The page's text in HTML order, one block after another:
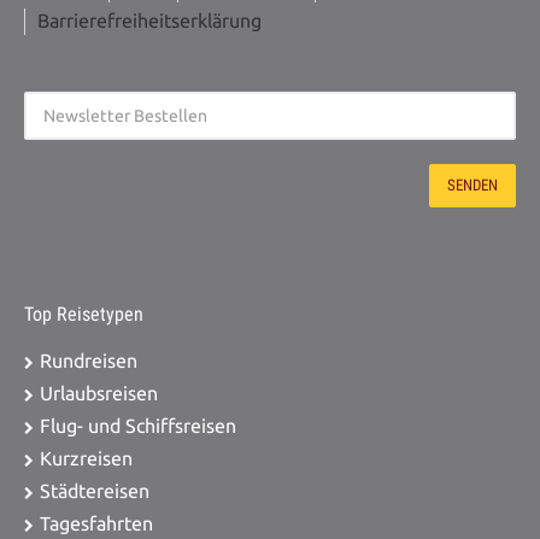
Brunsbüttel, ZOB 20,00 €
Zustieg / Haltestelle PLZ: 25709
Barrierefreiheitserklärung
Top Reisetypen
Rundreisen
Urlaubsreisen
Flug- und Schiffsreisen
Kurzreisen
Städtereisen
Tagesfahrten